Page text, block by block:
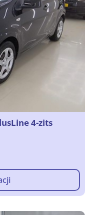
4-zits